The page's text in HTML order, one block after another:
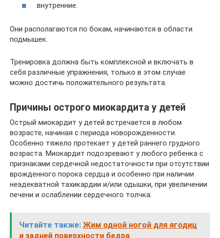
внутренние.
Они располагаются по бокам, начинаются в области
подмышек.
Тренировка должна быть комплексной и включать в
себя различные упражнения, только в этом случае
можно достичь положительного результата.
Причины острого миокардита у детей
Острый миокардит у детей встречается в любом
возрасте, начиная с периода новорожденности.
Особенно тяжело протекает у детей раннего грудного
возраста. Миокардит подозревают у любого ребенка с
признаками сердечной недостаточности при отсутствии
врожденного порока сердца и особенно при наличии
неадекватной тахикардии и/или одышки, при увеличении
печени и ослаблении сердечного толчка.
Читайте также: Жим одной ногой для ягодиц
и задней поверхности бедра